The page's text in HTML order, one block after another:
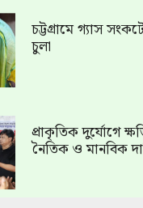
চট্টগ্রামে গ্যাস
চুলা
প্রাকৃতিক দুর্যোগে
নৈতিক ও মানবিক